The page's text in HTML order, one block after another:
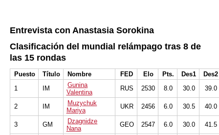
Entrevista con Anastasia Sorokina
Clasificación del mundial relámpago tras 8 de
las 15 rondas
Puesto Título Nombre FED Elo Pts. Des1
Des2
1
IM
Gunina
Valentina
RUS 2530 8.0 30.0 39.0
2 IM
Muzychuk
Mariya
UKR 2456 6.0 30.5 40.0
3 GM
Dzagnidze
Nana
GEO 2547 6.0 30.0 41.5